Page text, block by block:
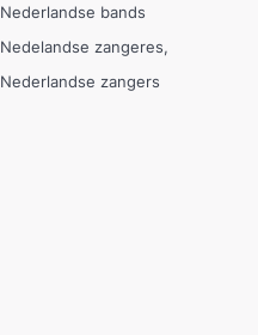
Nederlandse bands
Nedelandse zangeres
Nederlandse zangers